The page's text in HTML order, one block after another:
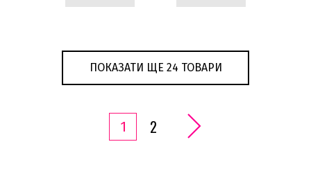
ПОКАЗАТИ ЩЕ 24 ТОВАРИ
1 2